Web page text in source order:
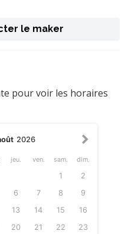
le maker
pour voir les horaires
2026
jeu. ven. sam. dim.
1
2
6 7 8
9
13 14 15
16
20 21 22
23